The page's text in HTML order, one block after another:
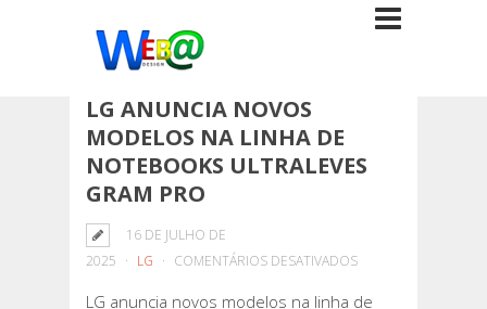
LG ANUNCIA NOVOS
MODELOS NA LINHA DE
NOTEBOOKS ULTRALEVES
GRAM PRO
16 DE JULHO DE
2025
LG COMENTÁRIOS DESATIVADOSEM
LG anuncia novos modelos na linha de